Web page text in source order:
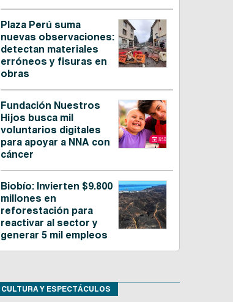
Plaza Perú suma
nuevas observaciones:
detectan materiales
erróneos y fisuras en
obras
Fundación Nuestros
Hijos busca mil
voluntarios digitales
para apoyar a NNA con
cáncer
Biobío: Invierten $9.800
millones en
reforestación para
reactivar al sector y
generar 5 mil empleos
CULTURA Y ESPECTÁCULOS